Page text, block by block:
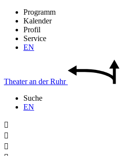
Programm
Kalender
Profil
Service
EN
Theateran derRuhr
Suche
EN


